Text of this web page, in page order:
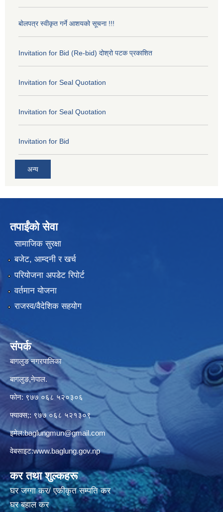
बोलपत्र स्वीकृत गर्ने आशयको सूचना !!!
Invitation for Bid (Re-bid) दोश्रो पटक प्रकाशित
Invitation for Seal Quotation
Invitation for Seal Quotation
Invitation for Bid
अन्य
तपाईंको सेवा
सामाजिक सुरक्षा
बजेट, आम्दनी र खर्च
परियोजना अपडेट रिपोर्ट
वर्तमान योजना
राजस्व/वैदेशिक सहयोग
संपर्क
बागलुङ नगरपालिका
बागलुङ,नेपाल.
फोन: ९७७ ०६८ ५२०३०६
फ्याक्स;: ९७७ ०६८ ५२१३०९
इमेल:baglungmun@gmail.com
वेबसाइट:www.baglung.gov.np
कर तथा शुल्कहरू
घर जग्गा कर/ एकीकृत सम्पति कर
घर बहाल कर